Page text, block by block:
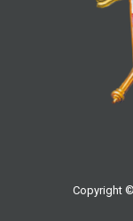
Copyright